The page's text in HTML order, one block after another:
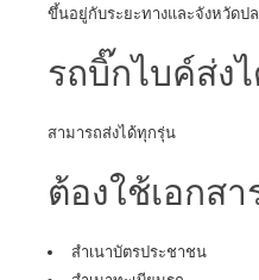
ขึ้นอยู่กับระยะทางและจังหวัดป
รถบิ๊กไบค์ส่ง
สามารถส่งได้ทุกรุ่น
ต้องใช้เอกสา
สำเนาบัตรประชาชน